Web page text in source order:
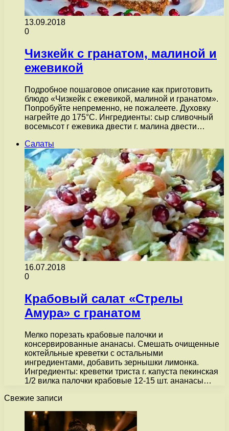
13.09.2018
0
Чизкейк с гранатом, малиной и
ежевикой
Подробное пошаговое описание как приготовить
блюдо «Чизкейк с ежевикой, малиной и гранатом».
Попробуйте непременно, не пожалеете. Духовку
нагрейте до 175°С. Ингредиенты: сыр сливочный
восемьсот г ежевика двести г. малина двести…
Салаты
16.07.2018
0
Крабовый салат «Стрелы
Амура» с гранатом
Мелко порезать крабовые палочки и
консервированные ананасы. Смешать очищенные
коктейльные креветки с остальными
ингредиентами, добавить зернышки лимонка.
Ингредиенты: креветки триста г. капуста пекинская
1/2 вилка палочки крабовые 12-15 шт. ананасы…
Свежие записи